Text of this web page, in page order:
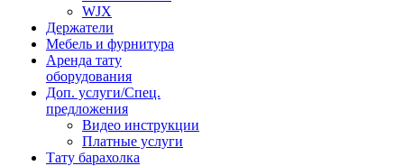
WJX
Держатели
Мебель и фурнитура
Аренда тату
оборудования
Доп. услуги/Спец.
предложения
Видео инструкции
Платные услуги
Тату барахолка